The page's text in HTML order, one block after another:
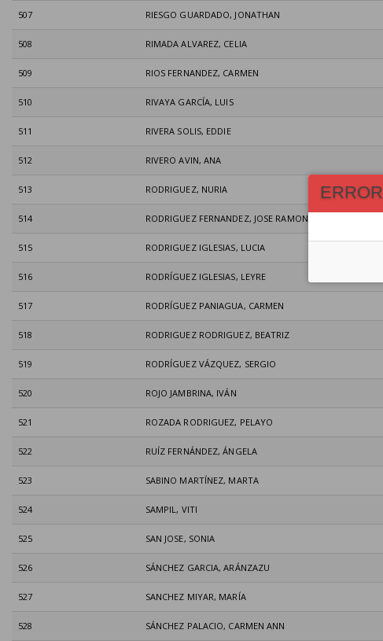
507 RIESGO GUARDADO, JONATHAN
508 RIMADA ALVAREZ, CELIA
509 RIOS FERNANDEZ, CARMEN
510 RIVAYA GARCÍA, LUIS
511 RIVERA SOLIS, EDDIE
512 RIVERO AVIN, ANA
513 RODRIGUEZ, NURIA
514 RODRIGUEZ FERNANDEZ, JOSE RAMON
515 RODRIGUEZ IGLESIAS, LUCIA
516 RODRÍGUEZ IGLESIAS, LEYRE
517 RODRÍGUEZ PANIAGUA, CARMEN
518 RODRIGUEZ RODRIGUEZ, BEATRIZ
519 RODRÍGUEZ VÁZQUEZ, SERGIO
520 ROJO JAMBRINA, IVÁN
521 ROZADA RODRIGUEZ, PELAYO
522 RUÍZ FERNÁNDEZ, ÁNGELA
523 SABINO MARTÍNEZ, MARTA
524 SAMPIL, VITI
525 SAN JOSE, SONIA
526 SÁNCHEZ GARCIA, ARÁNZAZU
527 SANCHEZ MIYAR, MARÍA
528 SÁNCHEZ PALACIO, CARMEN ANN
ERROR